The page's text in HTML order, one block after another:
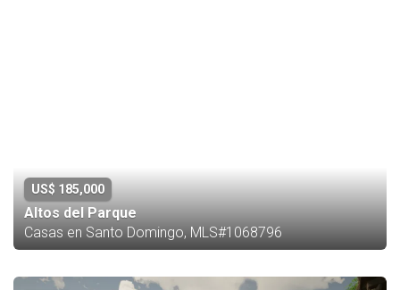
US$ 185,000
Altos del Parque
Casas en Santo Domingo, MLS#1068796